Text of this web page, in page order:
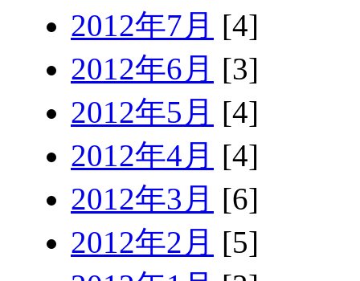
2012年7月 [4]
2012年6月 [3]
2012年5月 [4]
2012年4月 [4]
2012年3月 [6]
2012年2月 [5]